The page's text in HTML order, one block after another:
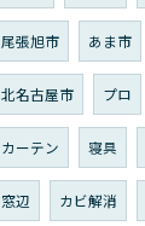
尾張旭市 あま市
北名古屋市 プロ
カーテン 寝具
窓辺 カビ解消